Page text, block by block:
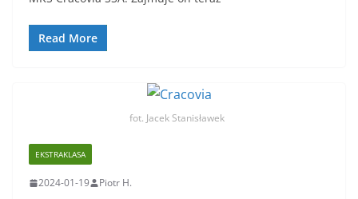
Read More
fot. Jacek Stanisławek
EKSTRAKLASA
2024-01-19 Piotr H.